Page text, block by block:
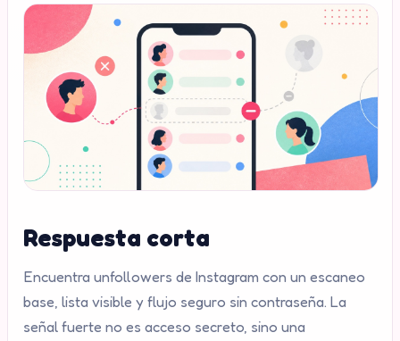
Respuesta corta
Encuentra unfollowers de Instagram con un escaneo
base, lista visible y flujo seguro sin contraseña. La
señal fuerte no es acceso secreto, sino una